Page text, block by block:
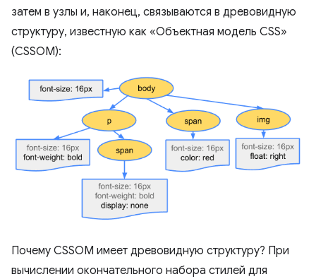
затем в узлы и, наконец, связываются в древовидную
структуру, известную как «Объектная модель CSS»
(CSSOM):
Почему CSSOM имеет древовидную структуру? При
вычислении окончательного набора стилей для